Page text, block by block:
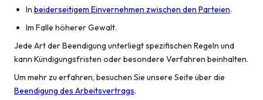
In beiderseitigem Einvernehmen zwischen den Parteien.
Im Falle höherer Gewalt.
Jede Art der Beendigung unterliegt spezifischen Regeln und
kann Kündigungsfristen oder besondere Verfahren beinhalten.
Um mehr zu erfahren, besuchen Sie unsere Seite über die
Beendigung des Arbeitsvertrags.